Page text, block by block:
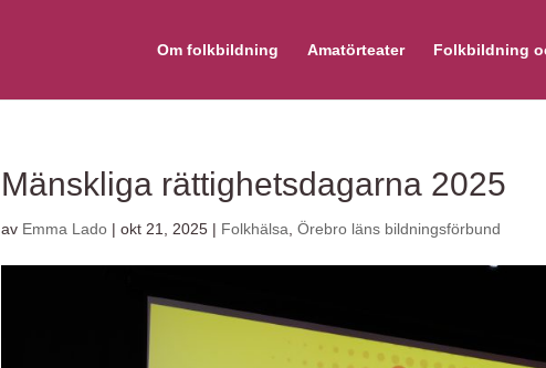
Om folkbildning Amatörteater Folkbildning
Mänskliga rättighetsdagarna 2025
av Emma Lado | okt 21, 2025 | Folkhälsa Örebro läns bildningsförbund